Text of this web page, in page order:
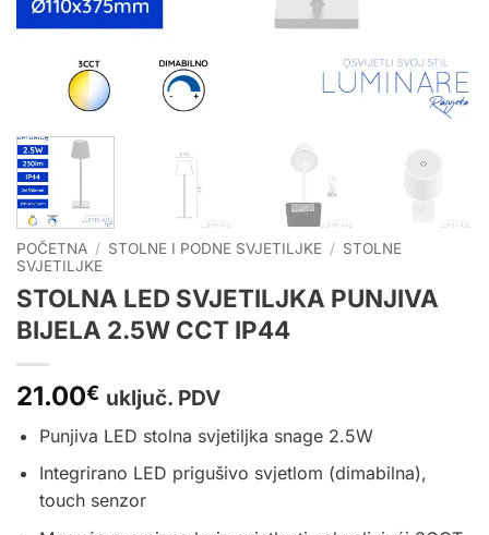
POČETNA / STOLNE I PODNE SVJETILJKE / STOLNE
SVJETILJKE
STOLNA LED SVJETILJKA PUNJIVA
BIJELA 2.5W CCT IP44
21.00€ uključ. PDV
Punjiva LED stolna svjetiljka snage 2.5W
Integrirano LED prigušivo svjetlom (dimabilna),
touch senzor